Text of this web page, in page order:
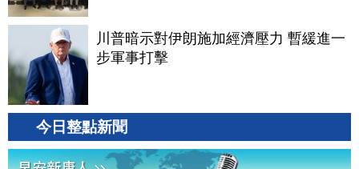
川普暗示對伊朗施加經濟壓力 暫緩進一
步軍事打擊
今日整點新聞